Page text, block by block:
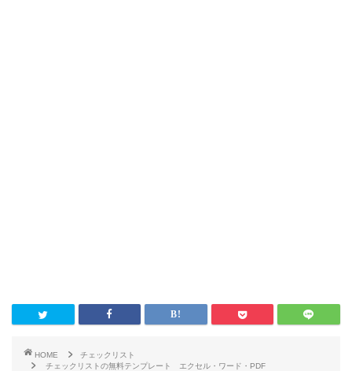
HOME
チェックリスト
チェックリストの無料テンプレート エクセル・ワード・PDF